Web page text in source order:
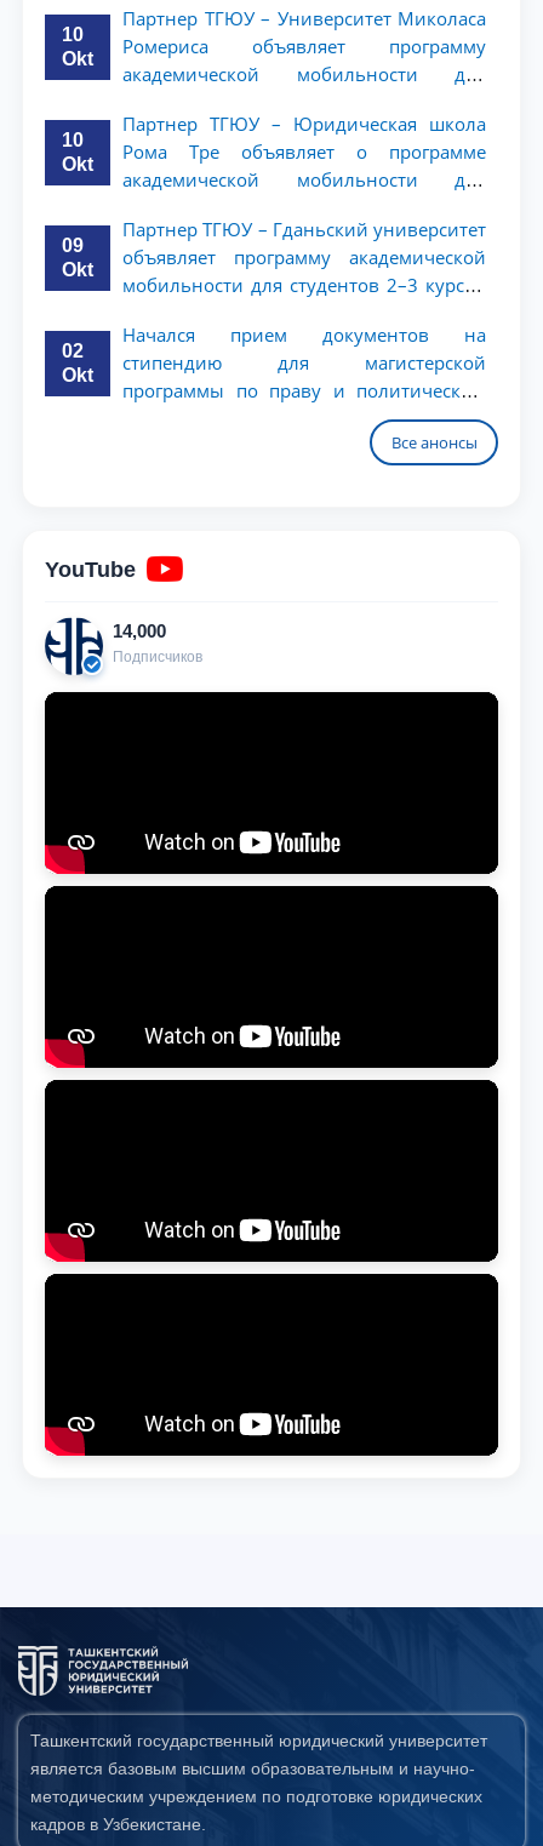
10
Okt
Партнер ТГЮУ – Университет Миколаса
Ромериса объявляет программу
академической мобильности для
10
Okt
Партнер ТГЮУ – Юридическая школа
Рома Тре объявляет о программе
академической мобильности для
09
Okt
Партнер ТГЮУ – Гданьский университет
объявляет программу академической
мобильности для студентов 2–3 курсов
02
Okt
Начался прием документов на
стипендию для магистерской
программы по праву и политическим
наукам в Университете Нагоя
Все анонсы
YouTube
14,000
Подписчиков
Ташкентский государственный юридический университет
является базовым высшим образовательным и научно-
методическим учреждением по подготовке юридических
кадров в Узбекистане.